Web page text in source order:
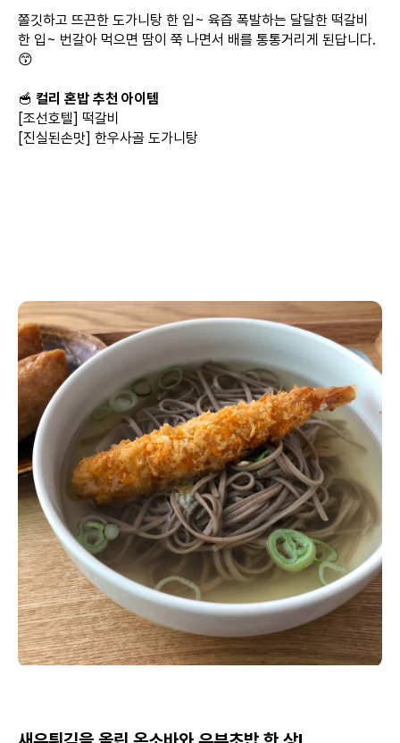
쫄깃하고 뜨끈한 도가니탕 한 입~ 육즙 폭발하는 달달한 떡갈비
한 입~ 번갈아 먹으면 땀이 쭉 나면서 배를 통통거리게 된답니다.
😙
🥣 컬리 혼밥 추천 아이템
[조선호텔] 떡갈비
[진실된손맛] 한우사골 도가니탕